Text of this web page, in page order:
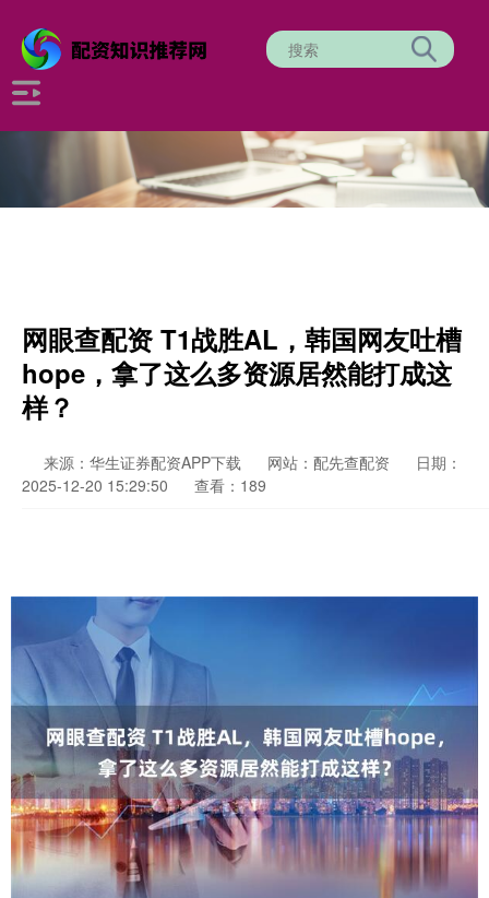
网眼查配资 T1战胜AL，韩国网友吐槽
hope，拿了这么多资源居然能打成这
样？
来源：华生证券配资APP下载 网站：配先查配资
日期：
2025-12-20 15:29:50
查看：189